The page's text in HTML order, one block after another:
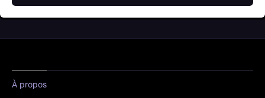
À propos